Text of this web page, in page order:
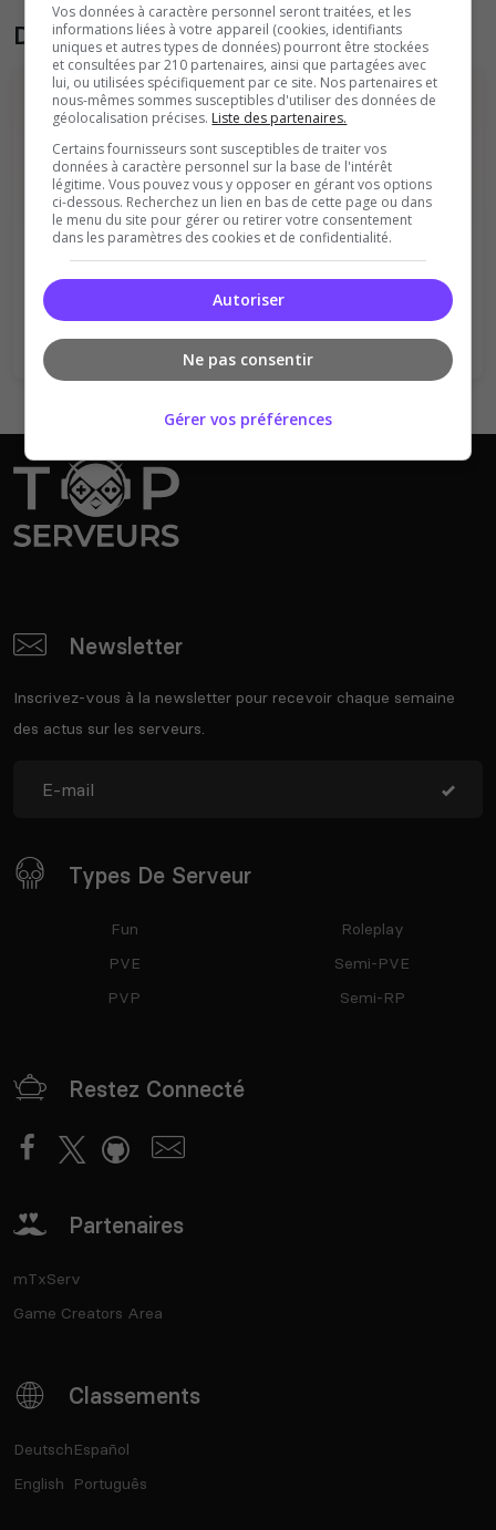
Donner son avis sur le serveur
Vous devez être connecté pour ajouter
Se connecter
Newsletter
Inscrivez-vous à la newsletter pour recevoir chaque semaine
des actus sur les serveurs.
Types De Serveur
Fun
PVE
PVP
Roleplay
Semi-PVE
Semi-RP
Restez Connecté
Partenaires
mTxServ
Game Creators Area
Classements
Deutsch
English
Español
Português
Vos données à caractère personnel seront traitées, et les
informations liées à votre appareil (cookies, identifiants
uniques et autres types de données) pourront être stockées
et consultées par 210 partenaires, ainsi que partagées avec
lui, ou utilisées spécifiquement par ce site. Nos partenaires et
nous-mêmes sommes susceptibles d'utiliser des données de
géolocalisation précises. Liste des partenaires.
Certains fournisseurs sont susceptibles de traiter vos
données à caractère personnel sur la base de l'intérêt
légitime. Vous pouvez vous y opposer en gérant vos options
ci-dessous. Recherchez un lien en bas de cette page ou dans
le menu du site pour gérer ou retirer votre consentement
dans les paramètres des cookies et de confidentialité.
Autoriser
Ne pas consentir
Gérer vos préférences